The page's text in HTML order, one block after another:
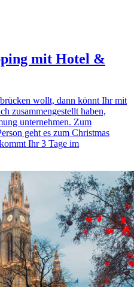
mit Hotel &
wollt, dann könnt Ihr mit
zusammengestellt haben,
unternehmen. Zum
geht es zum Christmas
Ihr 3 Tage im